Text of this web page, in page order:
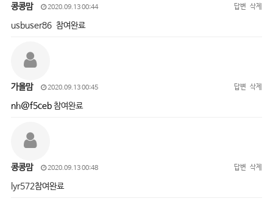
콩콩맘 2020.09.13 00:44 답변 삭제
usbuser86 참여완료
가을맘 2020.09.13 00:45 답변 삭제
nh@f5ceb참여완료
콩콩맘 2020.09.13 00:48 답변 삭제
lyr572참여완료